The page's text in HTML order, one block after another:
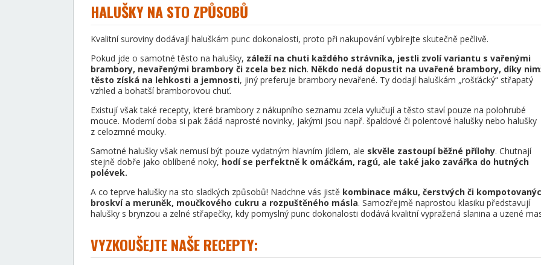
HALUŠKY NA STO ZPŮSOBŮ
Kvalitní suroviny dodávají haluškám punc dokonalosti, proto při nakupování vybírejte skutečně pečlivě.
Pokud jde o samotné těsto na halušky, záleží na chuti každého strávníka, jestli zvolí variantu s vařenými
brambory, nevařenými brambory či zcela bez nich. Někdo nedá dopustit na uvařené brambory, díky
těsto získá na lehkosti a jemnosti, jiný preferuje brambory nevařené. Ty dodají haluškám „rošťácký“ střapatý
vzhled a bohatší bramborovou chuť.
Existují však také recepty, které brambory z nákupního seznamu zcela vylučují a těsto staví pouze na polohrubé
mouce. Moderní doba si pak žádá naprosté novinky, jakými jsou např. špaldové či polentové halušky nebo halušky
z celozrnné mouky.
Samotné halušky však nemusí být pouze vydatným hlavním jídlem, ale skvěle zastoupí běžné přílohy. Chutnají
stejně dobře jako oblíbené noky, hodí se perfektně k omáčkám, ragú, ale také jako zavářka do hutných
polévek.
A co teprve halušky na sto sladkých způsobů! Nadchne vás jistě kombinace máku, čerstvých či
broskví a meruněk, moučkového cukru a rozpuštěného másla. Samozřejmě naprostou klasiku představují
halušky s brynzou a zelné střapečky, kdy pomyslný punc dokonalosti dodává kvalitní vypražená slanina a uzené
VYZKOUŠEJTE NAŠE RECEPTY: